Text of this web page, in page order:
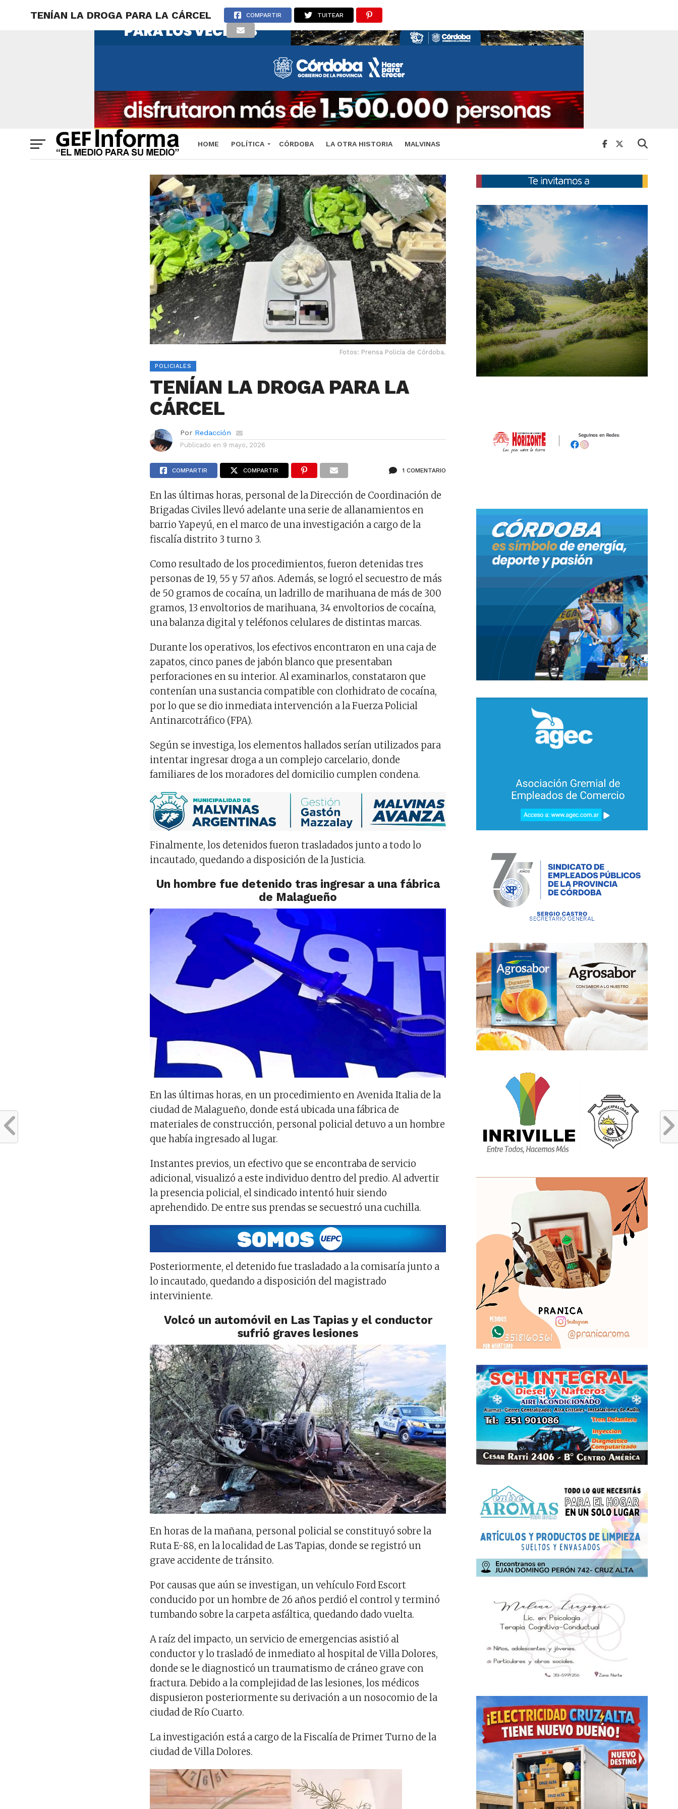
HOME POLÍTICA CÓRDOBA LA OTRA HISTORIA MALVINAS
TENÍAN LA DROGA PARA LA CÁRCEL COMPARTIR TUITEAR
Fotos: Prensa Policía de Córdoba.
POLICIALES
TENÍAN LA DROGA PARA LA
CÁRCEL
Por Redacción
Publicado en 9 mayo, 2026
COMPARTIR COMPARTIR 1 COMENTARIO
En las últimas horas, personal de la Dirección de Coordinación de
Brigadas Civiles llevó adelante una serie de allanamientos en
barrio Yapeyú, en el marco de una investigación a cargo de la
fiscalía distrito 3 turno 3.
Como resultado de los procedimientos, fueron detenidas tres
personas de 19, 55 y 57 años. Además, se logró el secuestro de más
de 50 gramos de cocaína, un ladrillo de marihuana de más de 300
gramos, 13 envoltorios de marihuana, 34 envoltorios de cocaína,
una balanza digital y teléfonos celulares de distintas marcas.
Durante los operativos, los efectivos encontraron en una caja de
zapatos, cinco panes de jabón blanco que presentaban
perforaciones en su interior. Al examinarlos, constataron que
contenían una sustancia compatible con clorhidrato de cocaína,
por lo que se dio inmediata intervención a la Fuerza Policial
Antinarcotráfico (FPA).
Según se investiga, los elementos hallados serían utilizados para
intentar ingresar droga a un complejo carcelario, donde
familiares de los moradores del domicilio cumplen condena.
Finalmente, los detenidos fueron trasladados junto a todo lo
incautado, quedando a disposición de la Justicia.
Un hombre fue detenido tras ingresar a una fábrica
de Malagueño
En las últimas horas, en un procedimiento en Avenida Italia de la
ciudad de Malagueño, donde está ubicada una fábrica de
materiales de construcción, personal policial detuvo a un hombre
que había ingresado al lugar.
Instantes previos, un efectivo que se encontraba de servicio
adicional, visualizó a este individuo dentro del predio. Al advertir
la presencia policial, el sindicado intentó huir siendo
aprehendido. De entre sus prendas se secuestró una cuchilla.
Posteriormente, el detenido fue trasladado a la comisaría junto a
lo incautado, quedando a disposición del magistrado
interviniente.
Volcó un automóvil en Las Tapias y el conductor
sufrió graves lesiones
En horas de la mañana, personal policial se constituyó sobre la
Ruta E-88, en la localidad de Las Tapias, donde se registró un
grave accidente de tránsito.
Por causas que aún se investigan, un vehículo Ford Escort
conducido por un hombre de 26 años perdió el control y terminó
tumbando sobre la carpeta asfáltica, quedando dado vuelta.
A raíz del impacto, un servicio de emergencias asistió al
conductor y lo trasladó de inmediato al hospital de Villa Dolores,
donde se le diagnosticó un traumatismo de cráneo grave con
fractura. Debido a la complejidad de las lesiones, los médicos
dispusieron posteriormente su derivación a un nosocomio de la
ciudad de Río Cuarto.
La investigación está a cargo de la Fiscalía de Primer Turno de la
ciudad de Villa Dolores.